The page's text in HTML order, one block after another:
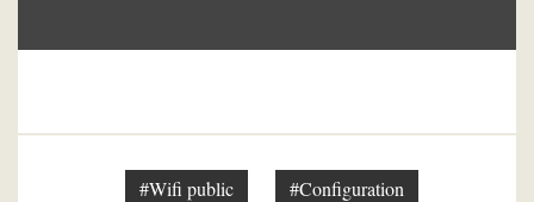
#Wifi public #Configuration